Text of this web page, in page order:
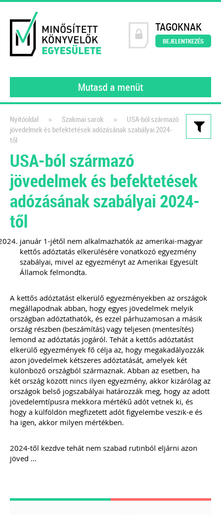
TAGOKNAK
BEJELENTKEZÉS
Mutasd a menüt
Kiadványaink
Könyvelői szerződésminta
digitalizált környezetben
A számlakép digitalizálásától a
feldolgozáson át a digitális
Új és rendhagyó könyvelői feladat és
felelősség a digitális bizonylatok online
rendszerekben történő kezelése.
(szerződésmintát) az elektronikus
dokumentumok kezeléséhez, melyre
akkor van szükséged, ha nem csak és
kizárólag mindent papír alapon
könyvelsz.
TAGJAINK INGYENESEN LETÖLTHETIK -
A letöltések menüpont alatt!
Ár: 17.900 Ft
Tagoknak: Ingyenesen
letölthető
MEGRENDELEM
Még több szakmai kiadvány »
Szakmai sarok
Nyitóoldal » Szakmai sarok »
USA-ból származó
jövedelmek és befektetések adózásának szabályai 2024-
től
USA-ból származó
jövedelmek és befektetések
adózásának szabályai 2024-
től
január 1-jétől nem alkalmazhatók az amerikai-magyar
kettős adóztatás elkerülésére vonatkozó egyezmény
szabályai, mivel az egyezményt az Amerikai Egyesült
Államok felmondta.
A kettős adóztatást elkerülő egyezményekben az országok
megállapodnak abban, hogy egyes jövedelmek melyik
országban adóztathatók, és ezzel párhuzamosan a másik
ország részben (beszámítás) vagy teljesen (mentesítés)
lemond az adóztatás jogáról. Tehát a kettős adóztatást
elkerülő egyezmények fő célja az, hogy megakadályozzák
azon jövedelmek kétszeres adóztatását, amelyek két
különböző országból származnak. Abban az esetben, ha
két ország között nincs ilyen egyezmény, akkor kizárólag az
országok belső jogszabályai határozzák meg, hogy az adott
jövedelemtípusra mekkora mértékű adót vetnek ki, és
hogy a külföldön megfizetett adót figyelembe veszik-e és
ha igen, akkor milyen mértékben.
2024-től kezdve tehát nem szabad rutinból eljárni azon
jöved ...